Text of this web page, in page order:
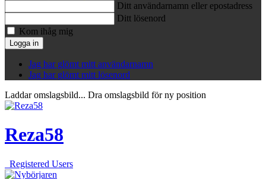
Ditt användarnamn eller epostadress
Ditt lösenord
Kom ihåg mig
Logga in
Jag har glömt mitt användarnamn
Jag har glömt mitt lösenord
Laddar omslagsbild... Dra omslagsbild för ny position
Reza58
Registered Users